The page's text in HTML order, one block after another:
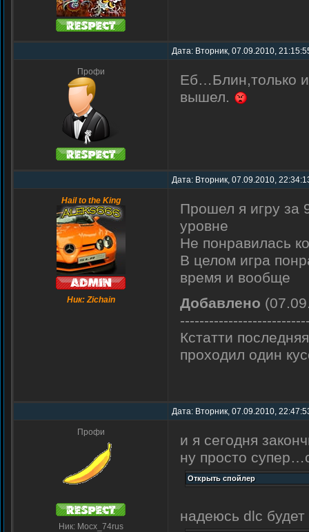
Дата: Вторник, 07.09.2010,
Профи
Еб…Блин,только
вышел.
Дата: Вторник, 07.09.2010,
Hail to the King
Ник: Zichain
Прошел я игру за
уровне
Не понравилась
В целом игра
время и вообще
Добавлено
Кстатти
проходил один
Дата: Вторник, 07.09.2010,
Профи
Ник: Mocx_74rus
и я сегодня
ну просто
надеюсь dlc